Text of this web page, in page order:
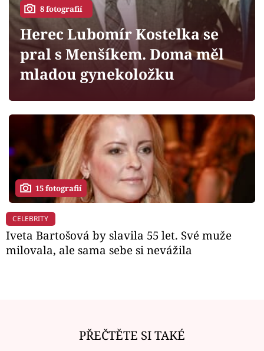
Sledujte prima+
Filmový festival Karlovy Vary
Mámy sobě
Přihlášení
Sledujte nás
8 fotografií
Herec Lubomír Kostelka se
pral s Menšíkem. Doma měl
mladou gynekoložku
15 fotografií
CELEBRITY
Iveta Bartošová by slavila 55 let. Své muže
milovala, ale sama sebe si nevážila
PŘEČTĚTE SI TAKÉ